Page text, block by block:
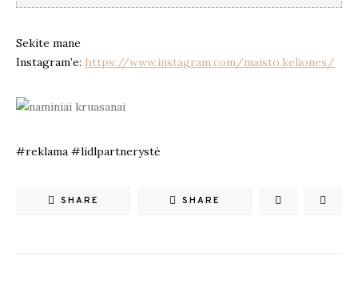
Sekite mane
Instagram’e: https://www.instagram.com/maisto.keliones/
#reklama #lidlpartnerystė
SHARE SHARE